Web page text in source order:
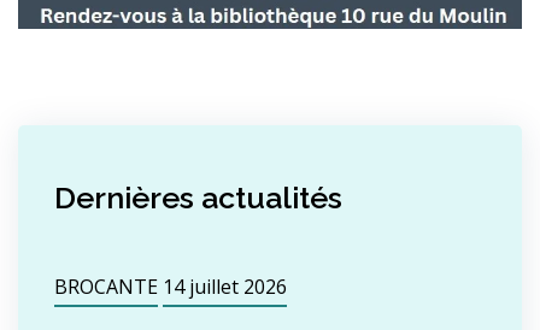
Dernières actualités
BROCANTE 14 juillet 2026